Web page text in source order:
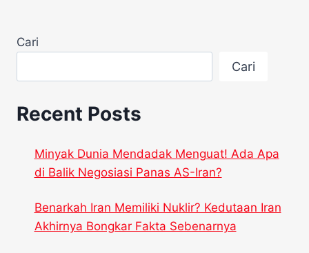
Cari
Cari
Recent Posts
Minyak Dunia Mendadak Menguat! Ada Apa
di Balik Negosiasi Panas AS-Iran?
Benarkah Iran Memiliki Nuklir? Kedutaan Iran
Akhirnya Bongkar Fakta Sebenarnya